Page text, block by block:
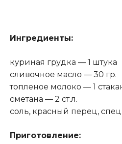
Ингредиенты:
куриная грудка — 1 штука
сливочное масло — 30 гр.
топленое молоко — 1
сметана — 2 ст.л.
соль, красный перец,
Приготовление: